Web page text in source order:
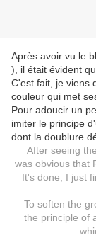
Après avoir vu le
), il était évident
C'est fait, je viens
couleur qui met
Pour adoucir un
imiter le principe
dont la doublure
After seeing
was obvious that
It's done, I just
To soften the
the principle of